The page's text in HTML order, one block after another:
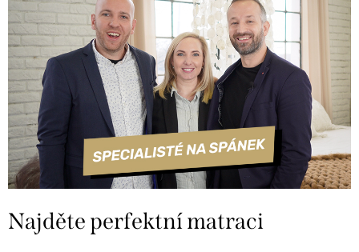
Najděte perfektní matraci